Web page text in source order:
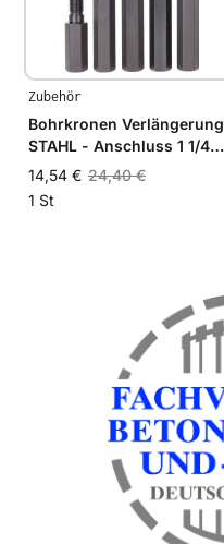
Zubehör
Bohrkronen Verlängerung
STAHL - Anschluss 1 1/4
Zoll 100-1000mm
14,54 € 24,40 €
1 St